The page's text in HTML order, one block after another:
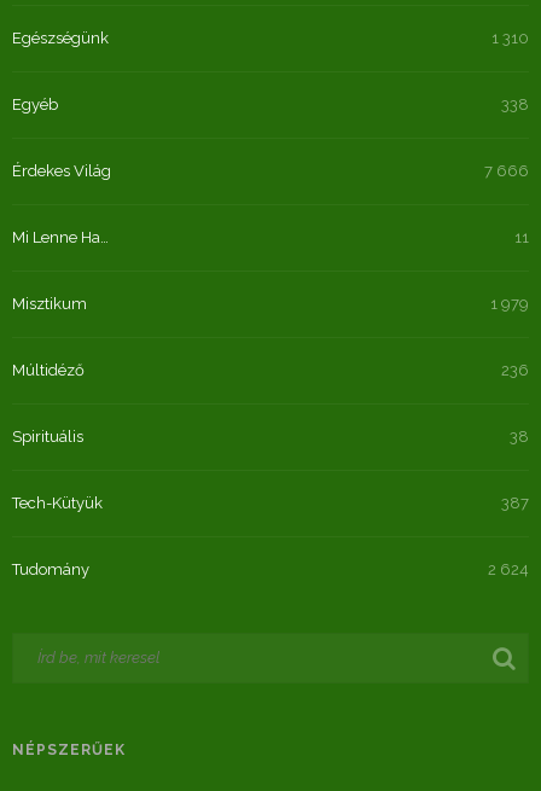
Egészségünk 1 310
Egyéb 338
Érdekes Világ 7 666
Mi Lenne Ha… 11
Misztikum 1 979
Múltidéző 236
Spirituális 38
Tech-Kütyük 387
Tudomány 2 624
NÉPSZERŰEK